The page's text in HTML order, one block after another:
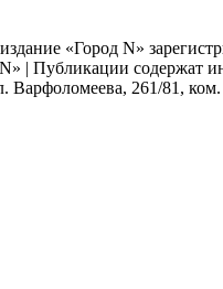
«Город N»
| Публикации содержат
Варфоломеева, 261/81,